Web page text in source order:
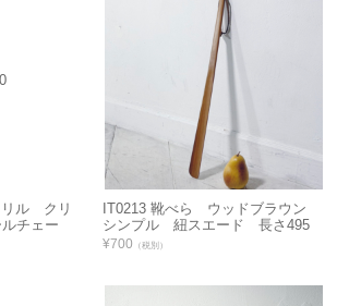
ル クリ
チェー
IT0213 靴べら ウッドブラウン
シンプル 紐スエード 長さ495
¥700 （税別）